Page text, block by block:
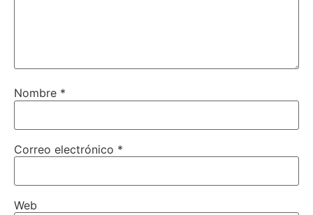
Nombre *
Correo electrónico *
Web